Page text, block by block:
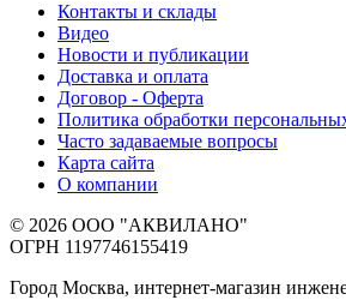
Контакты и склады
Видео
Новости и публикации
Доставка и оплата
Договор - Оферта
Политика обработки
Часто задаваемые вопросы
Карта сайта
О компании
© 2026 ООО "АКВИЛАНО"
ОГРН 1197746155419
Город Москва, интернет-магазин